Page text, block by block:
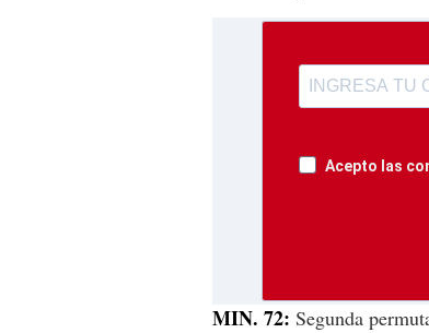
secondsVolume
Acepto las
MIN. 72: Segunda